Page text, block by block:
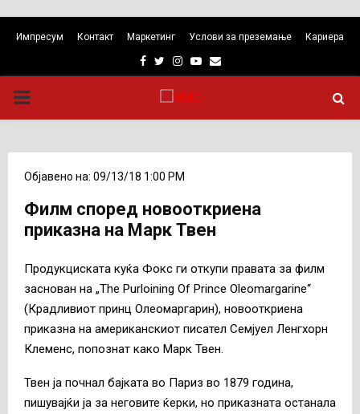
Импресум Контакт Маркетинг Услови за преземање Кариера
Facebook
TwitterInstagram
Youtube
Email
PRIMARY
Објавено на: 09/13/18 1:00 PM
Филм според новооткриена
приказна на Марк Твен
Продукциската куќа Фокс ги откупи правата за филм
заснован на „The Purloining Of Prince Oleomargarine“
(Крадливиот принц Олеомаргарин), новооткриена
приказна на американскиот писател Семјуел Ленгхорн
Клеменс, попознат како Марк Твен.
Твен ја почнал бајката во Париз во 1879 година,
пишувајќи ја за неговите ќерки, но приказната останала